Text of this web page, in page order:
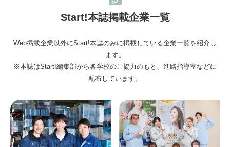
Start!本誌掲載企業一覧
Web掲載企業以外にStart!本誌のみに掲載している企業一覧を紹介し
ます。
※本誌はStart!編集部から各学校のご協力のもと、進路指導室などに
配布しています。